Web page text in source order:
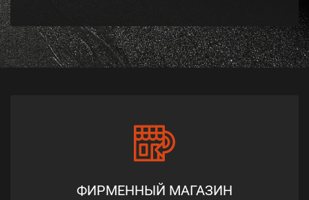
ФИРМЕННЫЙ МАГАЗИН